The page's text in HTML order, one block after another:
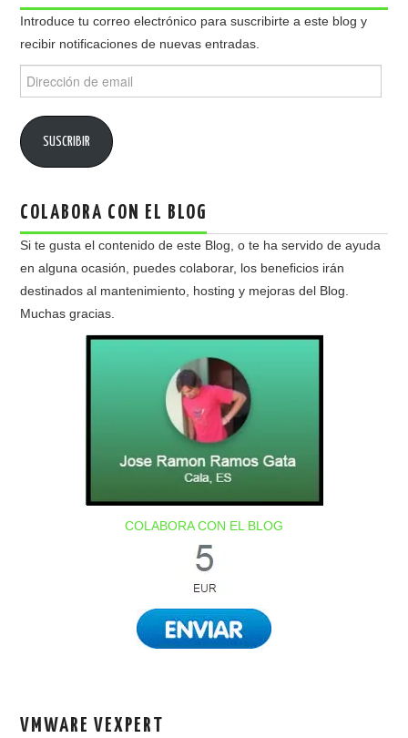
Introduce tu correo electrónico para suscribirte a este blog y
recibir notificaciones de nuevas entradas.
de
SUSCRIBIR
COLABORA CON EL BLOG
Si te gusta el contenido de este Blog, o te ha servido de ayuda
en alguna ocasión, puedes colaborar, los beneficios irán
destinados al mantenimiento, hosting y mejoras del Blog.
Muchas gracias.
COLABORA CON EL BLOG
VMWARE VEXPERT